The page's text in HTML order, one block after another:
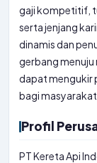
gaji kompetitif,
serta jenjang
dinamis dan
gerbang menuju
dapat mengukir
bagi masyarakat.
Profil
PT Kereta Api